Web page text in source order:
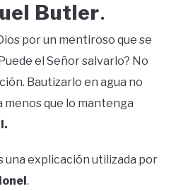
Butler.
por un mentiroso que se
el Señor salvarlo? No
Bautizarlo en agua no
menos que lo mantenga
una explicación utilizada por
.